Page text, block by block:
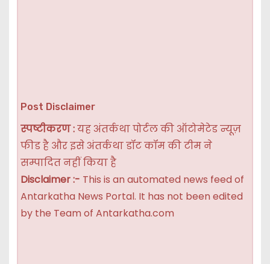
Post Disclaimer
स्पष्टीकरण :यह अंतर्कथा पोर्टल की ऑटोमेटेड न्यूज़
फीड है और इसे अंतर्कथा डॉट कॉम की टीम ने
सम्पादित नहीं किया है
Disclaimer :- This is an automated news feed of
Antarkatha News Portal. It has not been edited
by the Team of Antarkatha.com